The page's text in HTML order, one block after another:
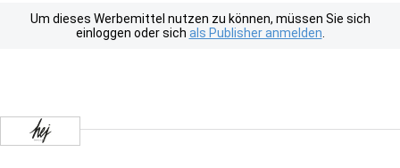
Um dieses Werbemittel nutzen zu können, müssen Sie sich
einloggen oder sich als Publisher anmelden